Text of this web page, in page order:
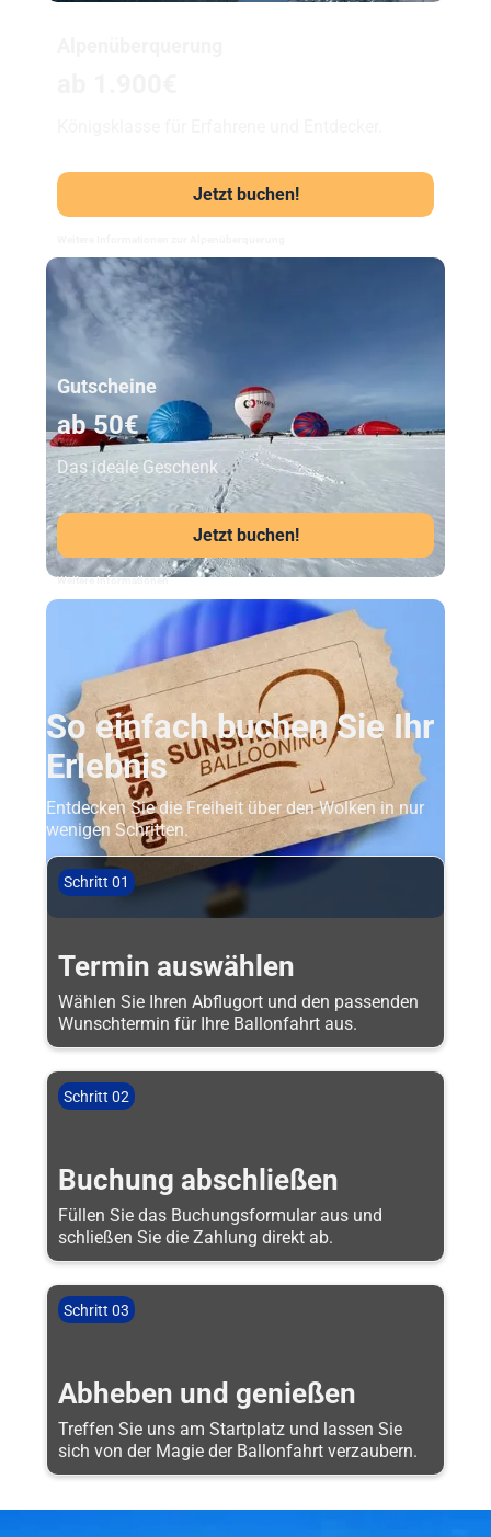
Jetzt buchen!
Unser Beststeller
Gutscheine
ab 50€
Das ideale Geschenk
Jetzt buchen!
Weitere Informationen
So einfach buchen Sie Ihr
Erlebnis
Entdecken Sie die Freiheit über den Wolken in nur
wenigen Schritten.
Schritt 01
Termin auswählen
Wählen Sie Ihren Abflugort und den passenden
Wunschtermin für Ihre Ballonfahrt aus.
Schritt 02
Buchung abschließen
Füllen Sie das Buchungsformular aus und
schließen Sie die Zahlung direkt ab.
Schritt 03
Abheben und genießen
Treffen Sie uns am Startplatz und lassen Sie
sich von der Magie der Ballonfahrt verzaubern.